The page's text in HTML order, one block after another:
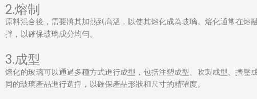
2.熔制
原料混合後，需要將其加熱到高溫，以使其熔化成為玻璃。熔化通常在熔
拌，以確保玻璃成分均勻。
3.成型
熔化的玻璃可以通過多種方式進行成型，包括注塑成型、吹製成型、擠壓
同的玻璃產品進行選擇，以確保產品形狀和尺寸的精確度。